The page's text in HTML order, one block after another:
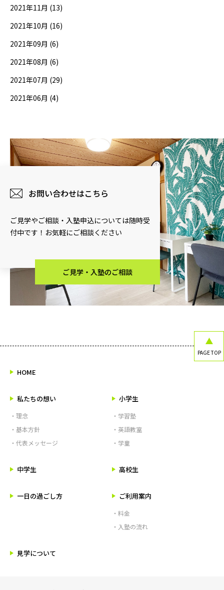
2021年11月 (13)
2021年10月 (16)
2021年09月 (6)
2021年08月 (6)
2021年07月 (29)
2021年06月 (4)
お問い合わせはこちら
ご見学やご相談・入塾申込については随時受
付中です！お気軽にご相談ください
ご見学・入塾のご相談
PAGE TOP
HOME
私たちの想い
・理念
・基本方針
・代表メッセージ
小学生
・学習塾
・英語教室
・学童
中学生 高校生
一日の過ごし方 ご利用案内
・料金
・入塾の流れ
見学について